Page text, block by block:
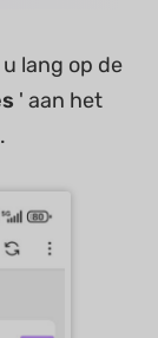
lang op de
' aan het